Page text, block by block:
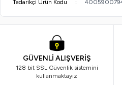
Tedarikçi Ürün Kodu
:
GÜVENLİ ALIŞVERİŞ
128 bit SSL Güvenlik sistemini
kullanmaktayız